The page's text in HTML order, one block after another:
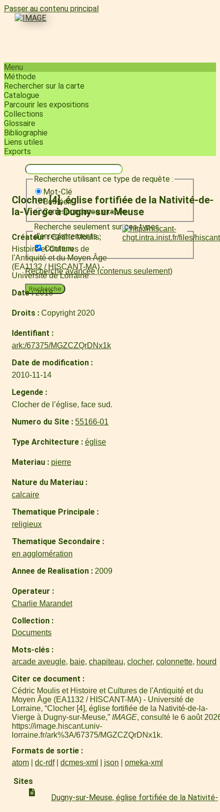
Passer au contenu principal
Menu
Méthode
Rechercher sur la carte
Catalogue
Parcourir les expositions
Collections
Glossaire
Bibliographie
Liens utiles
Exports
Recherche utilisant ce type de requête :
Mot-Clé
Booléen
Correspondance exacte
Recherche seulement sur ces types
d'enregistrements :
Contenu
Recherche avancée (contenus seulement)
Recherche
Clocher [4], église fortifiée de la Nativité-de-
la-Vierge à Dugny-sur-Meuse
Créateur
Cédric Moulis
Histoire et Cultures de
l'Antiquité et du Moyen Âge
(EA1132 / HISCANT-MA) -
Université de Lorraine
Date 2018
Droits Copyright 2020
Identifiant
ark:/67375/MGZCZQrDNx1k
Date de modification
2010-11-14
Legende
Clocher de l’église, face sud.
Numero du Site 55166-01
Type Architecture église
Materiau pierre
Nature du Materiau
calcaire
Thematique Principale
religieux
Thematique Secondaire
en agglomération
Annee de Realisation 2009
Operateur
Charlie Marandet
Collection
Documents
Mots-clés
arcade aveugle, baie, chapiteau, clocher, colonnette, hourd
Citer ce document
Cédric Moulis et Histoire et Cultures de l'Antiquité et du
Moyen Âge (EA1132 / HISCANT-MA) - Université de
Lorraine, “Clocher [4], église fortifiée de la Nativité-de-la-
Vierge à Dugny-sur-Meuse,” IMAGE, consulté le 6 août
https://image.hiscant.univ-
lorraine.fr/ark%3A/67375/MGZCZQrDNx1k.
Formats de sortie
atom dc-rdf dcmes-xml json omeka-xml
Sites
Dugny-sur-Meuse, église fortifiée de la Nativité-